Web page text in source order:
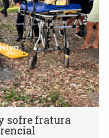
sofre fratura